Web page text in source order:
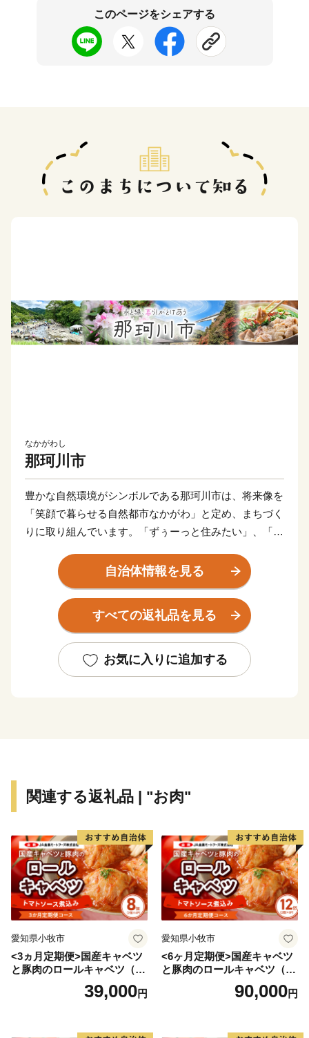
このページをシェアする
なかがわし
那珂川市
豊かな自然環境がシンボルである那珂川市は、将来像を
「笑顔で暮らせる自然都市なかがわ」と定め、まちづく
りに取り組んでいます。「ずぅーっと住みたい」、「住
かがわ」を築き上げていくためにこれからも全力で取り
組んでいきます。
自治体情報を見る
すべての返礼品を見る
お気に入りに追加する
関連する返礼品 | "お肉"
愛知県小牧市
<3ヵ月定期便>国産キャベツ
と豚肉のロールキャベツ（4P
39,000円
愛知県小牧市
<6ヶ月定期便>国産キャベツ
と豚肉のロールキャベツ（6P
90,000円